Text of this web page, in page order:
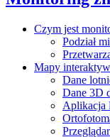
Czym jest
Podział
Mapy
Dane
Dane 3D
Aplikacja